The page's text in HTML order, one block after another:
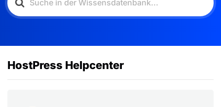
HostPress Helpcenter